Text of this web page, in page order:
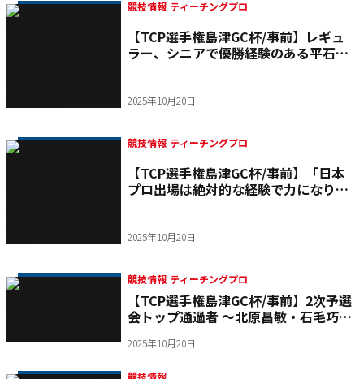
競技情報 ティーチングプロ
【TCP選手権島津GC杯/事前】レギュ
ラー、シニアで優勝経験のある平石武
2025年10月20日
競技情報 ティーチングプロ
【TCP選手権島津GC杯/事前】「日本
プロ出場は絶対的な経験で力になりま
2025年10月20日
競技情報 ティーチングプロ
【TCP選手権島津GC杯/事前】2次予選
会トップ通過者 ～北原昌敏・石毛巧・
2025年10月20日